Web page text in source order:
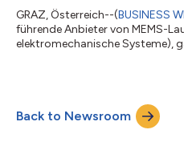
GRAZ, Österreich--(BUSINESS
führende Anbieter von MEMS-
elektromechanische Systeme),
die Integration der patentierten
USound durch führende Marken
führender Hersteller von
Back to Newsroom